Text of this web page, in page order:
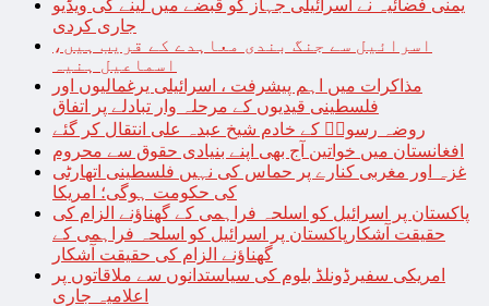
یمنی فضائیہ نے اسرائیلی جہاز کو قبضے میں لینے کی ویڈیو
جاری کردی
اسرائیل سے جنگ بندی معاہدے کے قریب ہیں،
اسماعیل ہنیہ
مذاکرات میں اہم پیشرفت ، اسرائیلی یرغمالیوں اور
فلسطینی قیدیوں کے مرحلہ وار تبادلے پر اتفاق
روضہ رسولؐ کے خادم شیخ عبدہ علی انتقال کر گئے
افغانستان میں خواتین آج بھی اپنے بنیادی حقوق سے محروم
غزہ اور مغربی کنارے پر حماس کی نہیں فلسطینی اتھارٹی
کی حکومت ہوگی؛ امریکا
پاکستان پر اسرائیل کو اسلحہ فراہمی کے گھناؤنے الزام کی
حقیقت آشکارپاکستان پر اسرائیل کو اسلحہ فراہمی کے
گھناؤنے الزام کی حقیقت آشکار
امریکی سفیرڈونلڈ بلوم کی سیاستدانوں سے ملاقاتوں پر
اعلامیہ جاری